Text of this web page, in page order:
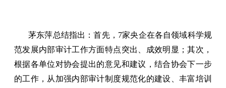
茅东萍总结指出：首先，7家央企在各自领域科学规
范发展内部审计工作方面特点突出、成效明显；其次，
根据各单位对协会提出的意见和建议，结合协会下一步
的工作，从加强内部审计制度规范化的建设、丰富培训